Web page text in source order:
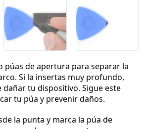
púas de apertura para separar la
Si la insertas muy profundo,
dañar tu dispositivo. Sigue este
tu púa y prevenir daños.
la punta y marca la púa de